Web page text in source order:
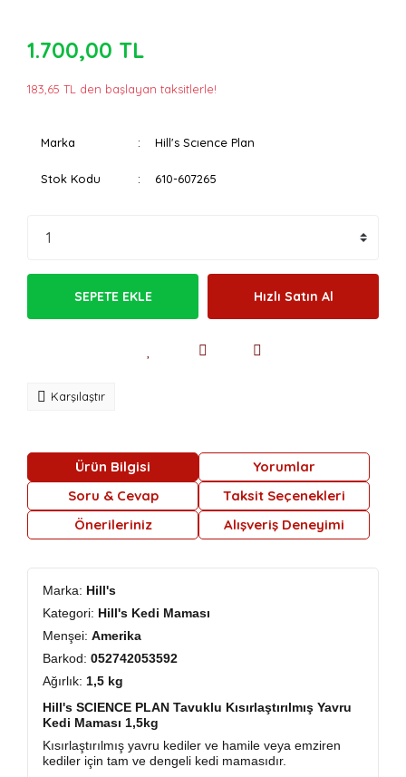
1.700,00 TL
183,65 TL den başlayan taksitlerle!
Marka Hill's Scıence Plan
Stok Kodu 610-607265
SEPETE EKLE Hızlı Satın Al
Karşılaştır
Ürün Bilgisi
Yorumlar
Soru & Cevap
Taksit Seçenekleri
Önerileriniz
Alışveriş Deneyimi
Marka: Hill's
Kategori: Hill's Kedi Maması
Menşei: Amerika
Barkod: 052742053592
Ağırlık: 1,5 kg
Hill's SCIENCE PLAN Tavuklu Kısırlaştırılmış Yavru
Kedi Maması 1,5kg
Kısırlaştırılmış yavru kediler ve hamile veya emziren
kediler için tam ve dengeli kedi mamasıdır.